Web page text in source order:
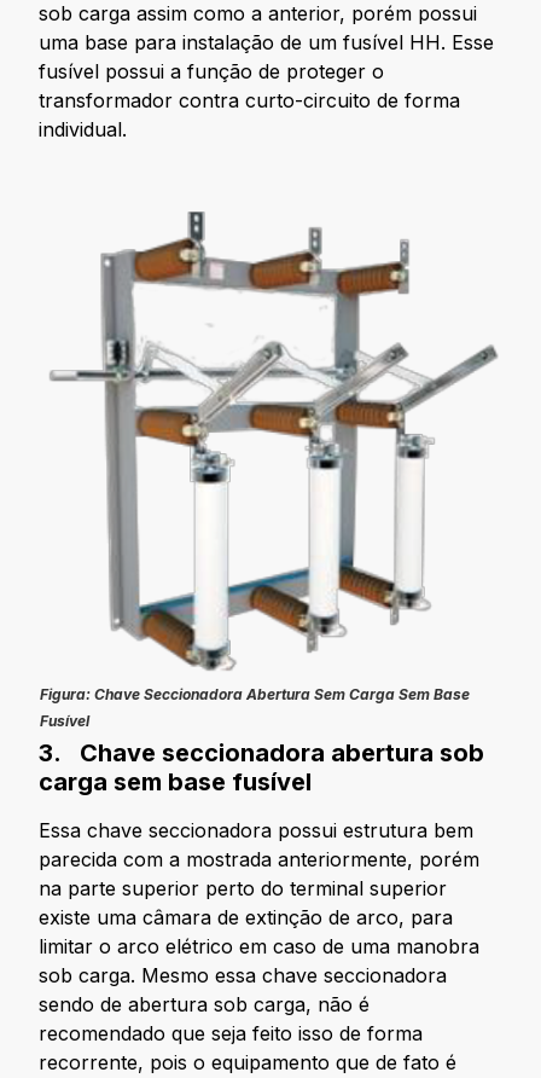
sob carga assim como a anterior, porém possui
uma base para instalação de um fusível HH. Esse
fusível possui a função de proteger o
transformador contra curto-circuito de forma
individual.
Figura: Chave Seccionadora Abertura Sem Carga Sem Base
Fusível
3. Chave seccionadora abertura sob
carga sem base fusível
Essa chave seccionadora possui estrutura bem
parecida com a mostrada anteriormente, porém
na parte superior perto do terminal superior
existe uma câmara de extinção de arco, para
limitar o arco elétrico em caso de uma manobra
sob carga. Mesmo essa chave seccionadora
sendo de abertura sob carga, não é
recomendado que seja feito isso de forma
recorrente, pois o equipamento que de fato é